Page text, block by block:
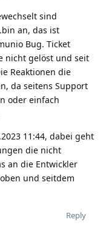
sind
an, das ist
Bug. Ticket
nicht gelöst und seit
Reaktionen die
da seitens Support
oder einfach
11:44, dabei geht
die nicht
an die Entwickler
und seitdem
Reply